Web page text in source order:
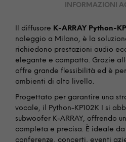
INFORMAZIONI
Il diffusore K-ARRAY Python-
noleggio a Milano, è la
richiedono prestazioni audio
elegante e compatto. Grazie
offre grande flessibilità ed è
ambienti di alto livello.
Progettato per garantire una
vocale, il Python-KP102K I si
subwoofer K-ARRAY, offrendo
completa e precisa. È ideale
conferenze, concerti, eventi